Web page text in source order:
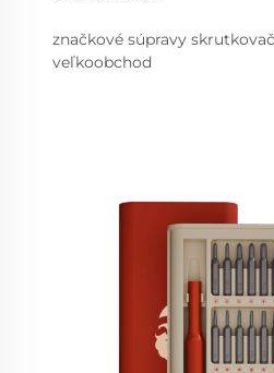
značkové súpravy
veľkoobchod